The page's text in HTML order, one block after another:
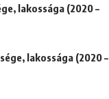
lakossága (2020 –
lakossága (2020 –